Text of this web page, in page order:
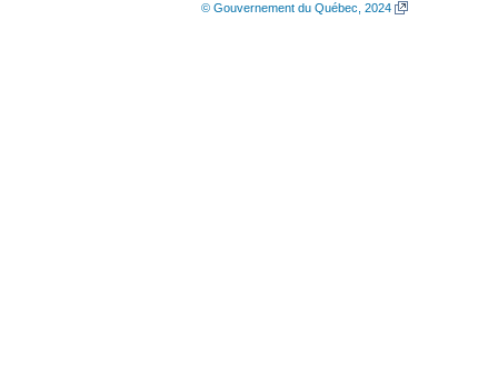
© Gouvernement du Québec, 2024